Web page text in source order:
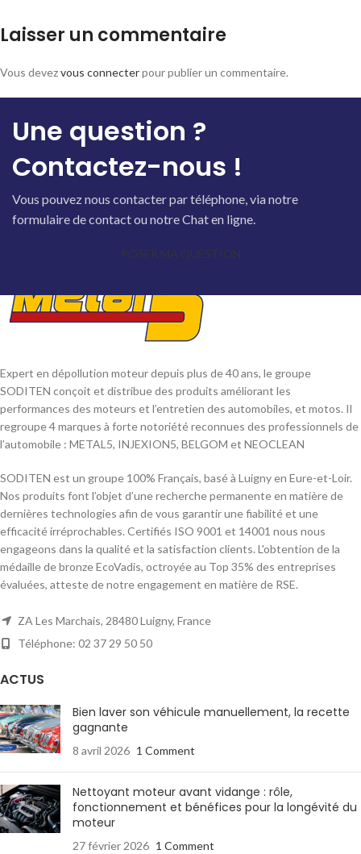
Laisser un commentaire
Vous devezvous connecterpour publier un commentaire.
Une question ?
Contactez-nous !
Vous pouvez nous contacter par téléphone, via notre
formulaire de contact ou notre Chat en ligne.
POSER MA QUESTION
Expert en dépollution moteur depuis plus de 40 ans, le groupe
SODITEN conçoit et distribue des produits améliorant les
performances des moteurs et l’entretien des automobiles, et motos. Il
regroupe 4 marques à forte notoriété reconnues des professionnels de
l’automobile : METAL5, INJEXION5, BELGOM et NEOCLEAN
SODITEN est un groupe 100% Français, basé à Luigny en Eure-et-Loir.
Nos produits font l’objet d’une recherche permanente en matière de
dernières technologies afin de vous garantir une fiabilité et une
efficacité irréprochables. Certifiés ISO 9001 et 14001 nous nous
engageons dans la qualité et la satisfaction clients. L'obtention de la
médaille de bronze EcoVadis, octroyée au Top 35% des entreprises
évaluées, atteste de notre engagement en matière de RSE.
ZA Les Marchais, 28480 Luigny, France
Téléphone: 02 37 29 50 50
ACTUS
Bien laver son véhicule manuellement, la recette
gagnante
8 avril 2026 1 Comment
Nettoyant moteur avant vidange : rôle,
fonctionnement et bénéfices pour la longévité du
moteur
27 février 2026 1 Comment